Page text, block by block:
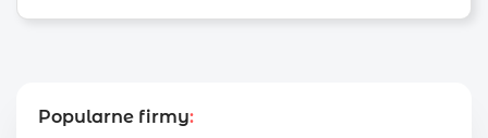
Popularne firmy: